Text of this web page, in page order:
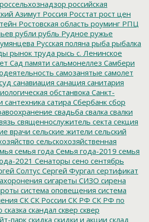
россельхознадзор российская
Азимут Россия Росстат рост цен
Ростовская область роуминг РПЦ
рубли рубль Рудное ружье
Русская поляна рыба рыбалка
рынок труда рысь с. Ленинское
Сад памяти сальмонеллез Самбери
самозанятые самолет
санавиация санация санитария
обстанвока Санкт-
сантехника сатира Сбербанк сбор
свадьба свалка свалки
священнослужитель секта секция
врачи сельские жители сельский
сельскохозяйственная
семья года Семья года-2019 семья
2021 Сенаторы сено сентябрь
СолтусСергей Фургал сертификат
сигареты СИЗО сирена
система оповещения система
СК СК России СК РФ СК РФ по
сказка скандал сквер сквер
паркскидка скидки и акции склад